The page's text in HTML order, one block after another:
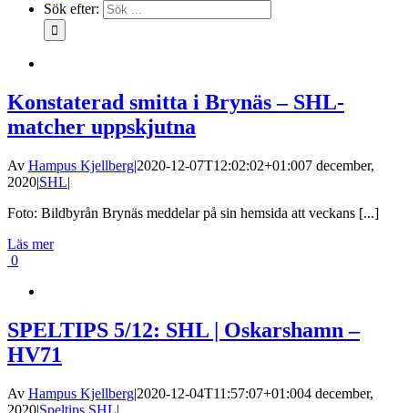
Sök efter:
Konstaterad smitta i Brynäs – SHL-
matcher uppskjutna
Av Hampus Kjellberg|2020-12-07T12:02:02+01:007 december,
2020|SHL|
Foto: Bildbyrån Brynäs meddelar på sin hemsida att veckans [...]
Läs mer
0
SPELTIPS 5/12: SHL | Oskarshamn –
HV71
Av Hampus Kjellberg|2020-12-04T11:57:07+01:004 december,
2020|Speltips SHL|